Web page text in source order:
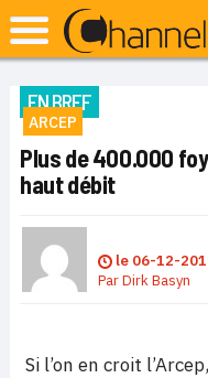
EN BREF
ARCEP
Plus de 400.000
haut débit
le 06-12-
ParDirk Basyn
Si l’on en croit